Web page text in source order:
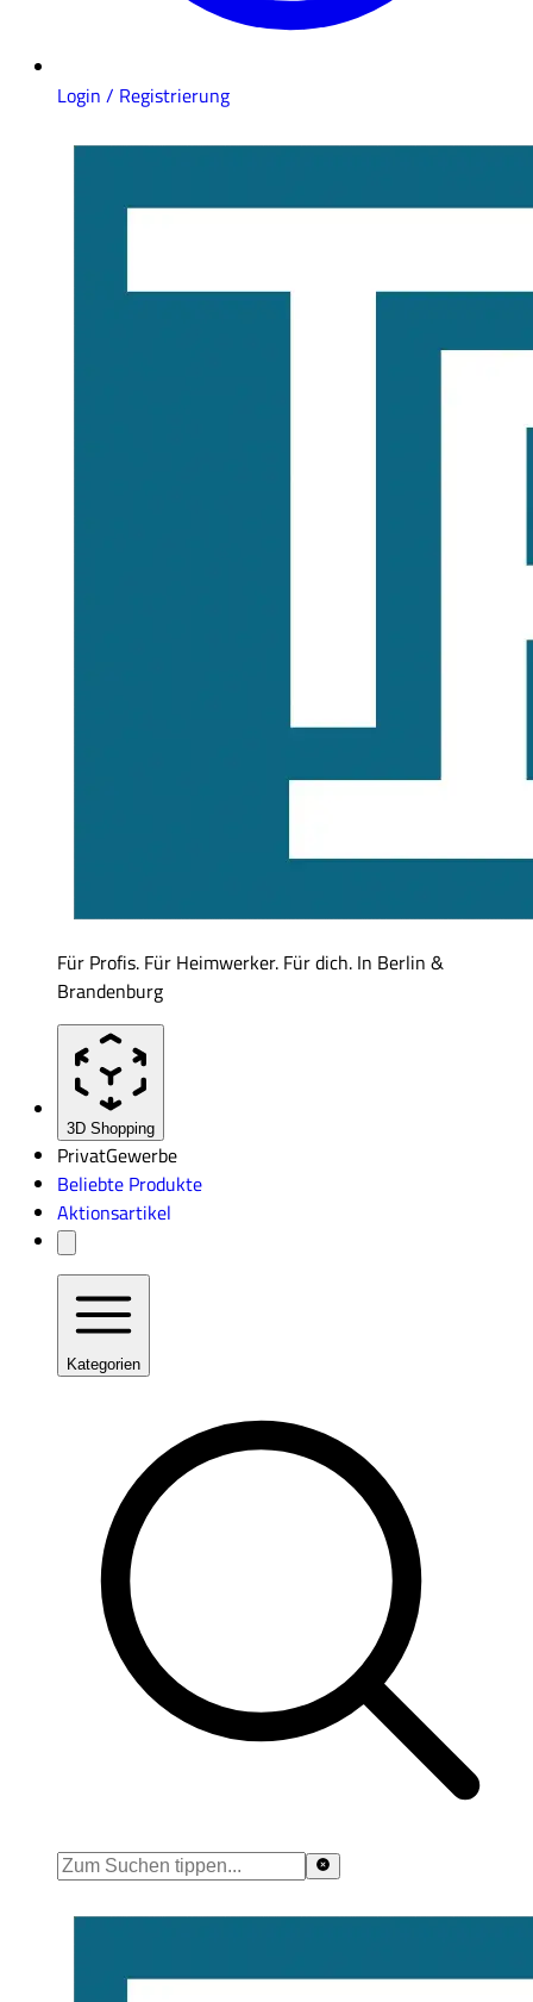
Login / Registrierung
Für Profis. Für Heimwerker. Für dich. In Berlin &
Brandenburg
3D Shopping
PrivatGewerbe
Beliebte Produkte
Aktionsartikel
Kategorien